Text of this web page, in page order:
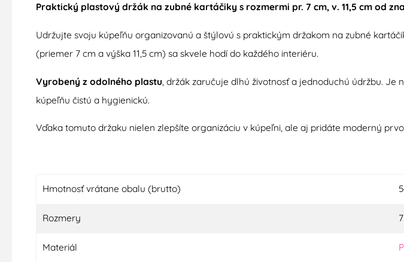
Praktický plastový držák na zubné kartáčiky s rozmermi pr. 7 cm, v. 11,5 cm od
Udržujte svoju kúpeľňu organizovanú a štýlovú s praktickým držakom na zubné
(priemer 7 cm a výška 11,5 cm) sa skvele hodí do každého interiéru.
Vyrobený z odolného plastu , držák zaručuje dlhú životnosť a jednoduchú údržbu.
kúpeľňu čistú a hygienickú.
Vďaka tomuto držaku nielen zlepšíte organizáciu v kúpeľni, ale aj pridáte moderný
Hmotnosť vrátane obalu (brutto)
Rozmery
Materiál